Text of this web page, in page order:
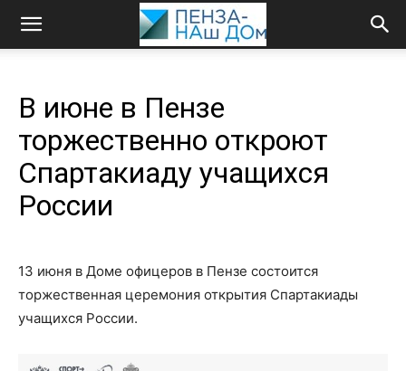
В июне в Пензе
торжественно откроют
Спартакиаду учащихся
России
13 июня в Доме офицеров в Пензе состоится
торжественная церемония открытия Спартакиады
учащихся России.